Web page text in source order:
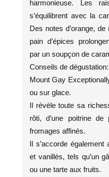
harmonieuse. Les
s’équilibrent avec la
Des notes d’orange,
pain d’épices
par un soupçon de
Conseils de dégustation:
Mount Gay
ou sur glace.
Il révèle toute sa
rôti, d’une poitrine
fromages affinés.
Il s’accorde
et vanillés, tels qu’un
ou une tarte aux fruits.